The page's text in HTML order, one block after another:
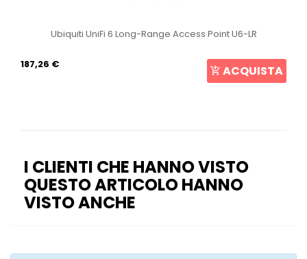
Ubiquiti UniFi 6 Long-Range Access Point U6-LR
187,26 € ACQUISTA
I CLIENTI CHE HANNO VISTO
QUESTO ARTICOLO HANNO
VISTO ANCHE